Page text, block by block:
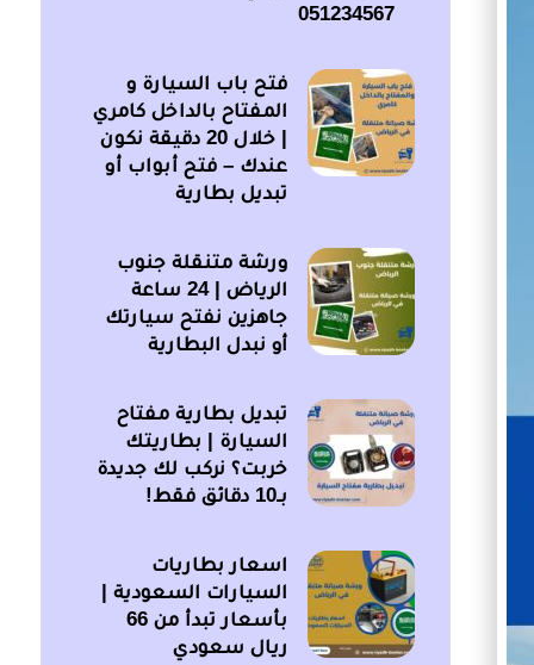
051234567
فتح باب السيارة و
المفتاح بالداخل كامري
| خلال 20 دقيقة نكون
عندك – فتح أبواب أو
تبديل بطارية
ورشة متنقلة جنوب
الرياض | 24 ساعة
جاهزين نفتح سيارتك
أو نبدل البطارية
تبديل بطارية مفتاح
السيارة | بطاريتك
خربت؟ نركب لك جديدة
بـ10 دقائق فقط!
اسعار بطاريات
السيارات السعودية |
بأسعار تبدأ من 66
ريال سعودي